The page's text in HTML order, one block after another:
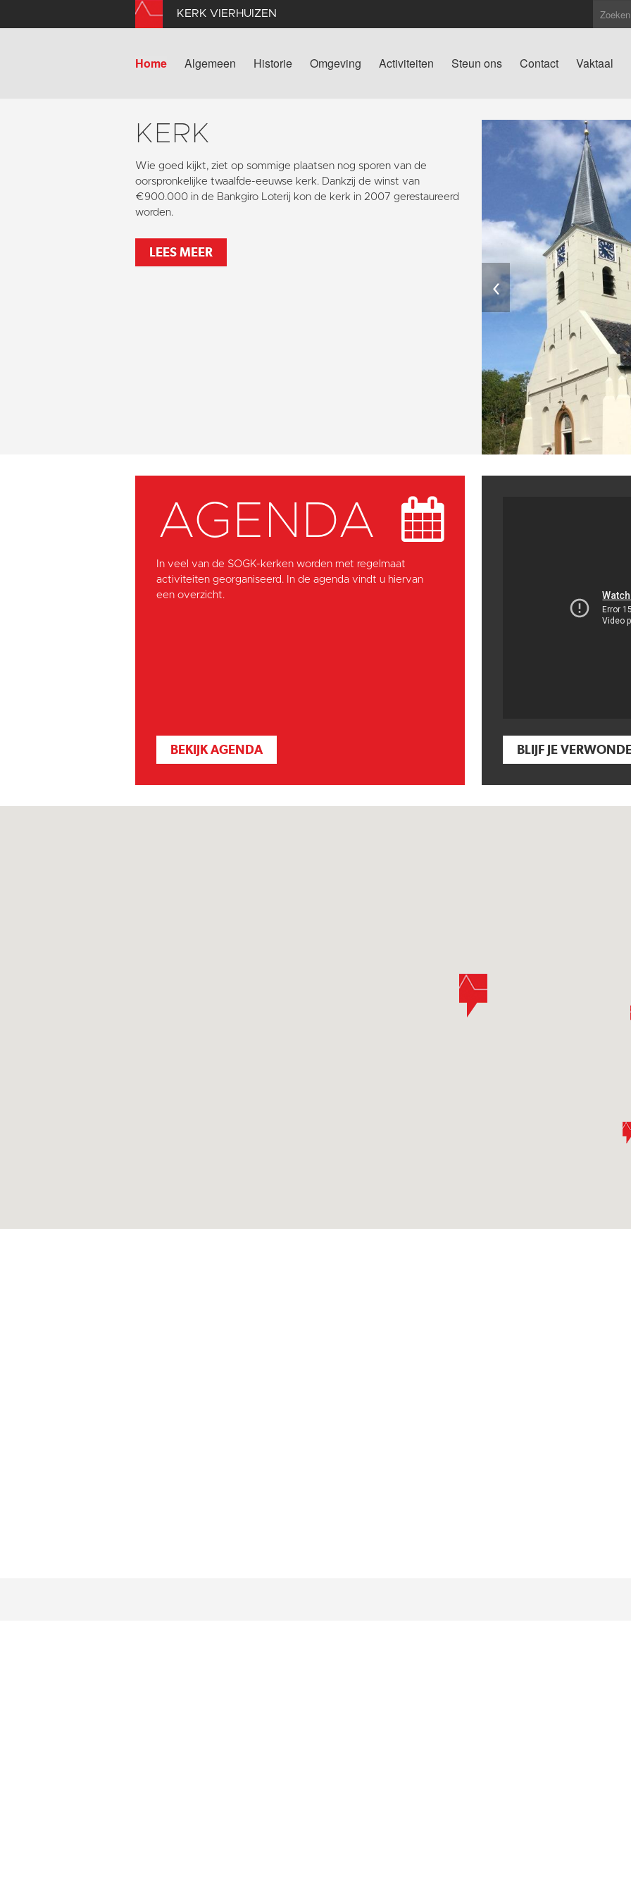
KERK VIERHUIZEN
Home Algemeen Historie Omgeving Activiteiten Steun ons Contact Vaktaal
KERK
Wie goed kijkt, ziet op sommige plaatsen nog sporen van de
oorspronkelijke twaalfde-eeuwse kerk. Dankzij de winst van
€900.000 in de Bankgiro Loterij kon de kerk in 2007 gerestaureerd
worden.
LEES MEER
‹
AGENDA
In veel van de SOGK-kerken worden met regelmaat
activiteiten georganiseerd. In de agenda vindt u hiervan
een overzicht.
BEKIJK AGENDA BLIJF JE